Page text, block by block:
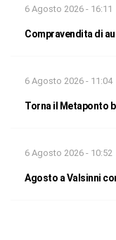
6 Agosto 2026 - 16:11
Compravendita di
6 Agosto 2026 - 11:04
Torna il Metaponto
6 Agosto 2026 - 10:52
Agosto a Valsinni